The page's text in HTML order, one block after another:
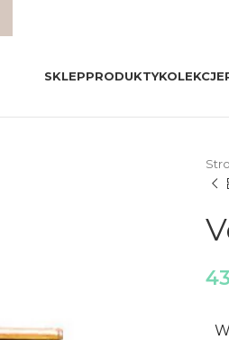
SKLEPPRODUKTYKOLEKCJE